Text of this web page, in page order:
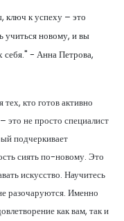
ключ к успеху – это
учиться новому, и вы
себя." - Анна Петрова,
кто готов активно
это не просто специалист
подчеркивает
сиять по-новому. Это
искусство. Научитесь
разочаруются. Именно
как вам, так и